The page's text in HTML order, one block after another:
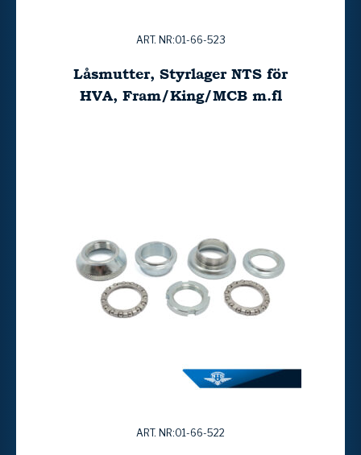
ART. NR:01-66-523
Låsmutter, Styrlager NTS för
HVA, Fram/King/MCB m.fl
ART. NR:01-66-522